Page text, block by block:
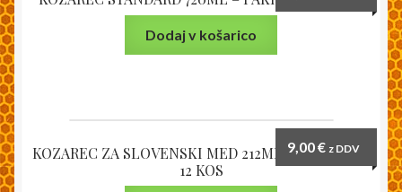
Dodaj v košarico
KOZAREC ZA SLOVENSKI MED 212ML – PAKIRANO
12 KOS
9,00€ z DDV